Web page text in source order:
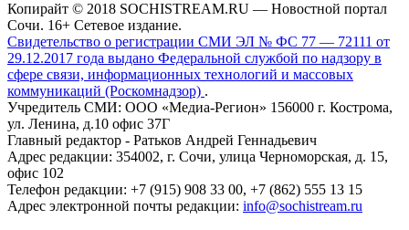
Копирайт © 2018 SOCHISTREAM.RU — Новостной портал
Сочи. 16+ Сетевое издание.
Свидетельство о регистрации СМИ ЭЛ № ФС 77 — 72111 от
29.12.2017 года выдано Федеральной службой по надзору в
сфере связи, информационных технологий и массовых
коммуникаций (Роскомнадзор) .
Учредитель СМИ: ООО «Медиа-Регион» 156000 г. Кострома,
ул. Ленина, д.10 офис 37Г
Главный редактор - Ратьков Андрей Геннадьевич
Адрес редакции: 354002, г. Сочи, улица Черноморская, д. 15,
офис 102
Телефон редакции: +7 (915) 908 33 00, +7 (862) 555 13 15
Адрес электронной почты редакции: info@sochistream.ru